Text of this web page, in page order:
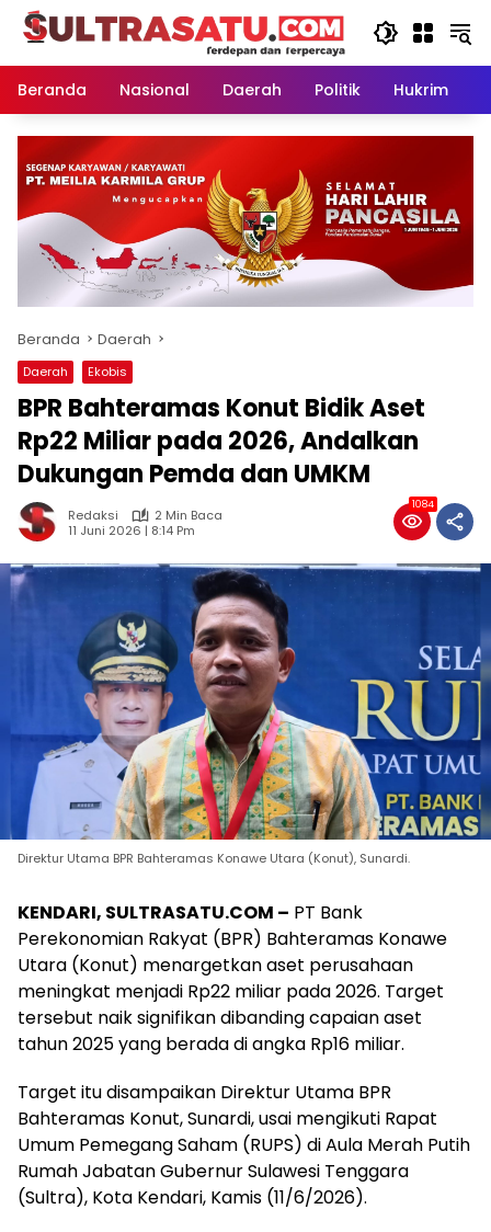
Langsung
Beranda
Nasional Daerah Politik Hukrim
Beranda Daerah
Daerah Ekobis
BPR Bahteramas Konut Bidik Aset
Rp22 Miliar pada 2026, Andalkan
Dukungan Pemda dan UMKM
Redaksi
2 Min Baca
11 Juni 2026 | 8:14 Pm
1084
Direktur Utama BPR Bahteramas Konawe Utara (Konut), Sunardi.
KENDARI, SULTRASATU.COM – PT Bank
Perekonomian Rakyat (BPR) Bahteramas Konawe
Utara (Konut) menargetkan aset perusahaan
meningkat menjadi Rp22 miliar pada 2026. Target
tersebut naik signifikan dibanding capaian aset
tahun 2025 yang berada di angka Rp16 miliar.
Target itu disampaikan Direktur Utama BPR
Bahteramas Konut, Sunardi, usai mengikuti Rapat
Umum Pemegang Saham (RUPS) di Aula Merah Putih
Rumah Jabatan Gubernur Sulawesi Tenggara
(Sultra), Kota Kendari, Kamis (11/6/2026).